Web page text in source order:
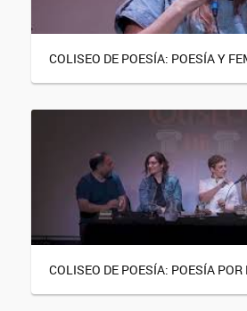
COLISEO DE POESÍA: POESÍA Y
COLISEO DE POESÍA: POESÍA POR